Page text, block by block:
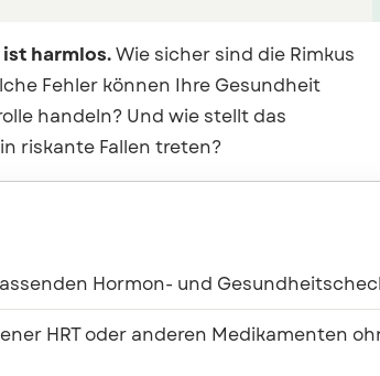
harmlos.Wie sicher sind die Rimkus
Fehler können Ihre Gesundheit
handeln? Und wie stellt das
riskante Fallen treten?
Hormon- und
HRT oder anderen Medikamenten